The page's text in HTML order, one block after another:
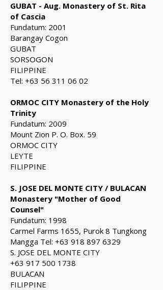
GUBAT - Aug. Monastery of St. Rita
of Cascia
Fundatum: 2001
Barangay Cogon
GUBAT
SORSOGON
FILIPPINE
Tel: +63 56 311 06 02
ORMOC CITY Monastery of the Holy
Trinity
Fundatum: 2009
Mount Zion P. O. Box. 59
ORMOC CITY
LEYTE
FILIPPINE
S. JOSE DEL MONTE CITY / BULACAN
Monastery "Mother of Good
Counsel"
Fundatum: 1998
Carmel Farms 1655, Purok 8 Tungkong
Mangga Tel: +63 918 897 6329
S. JOSE DEL MONTE CITY
+63 917 500 1738
BULACAN
FILIPPINE